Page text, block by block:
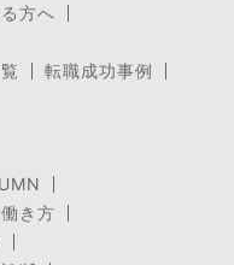
方へ
転職成功事例
き方